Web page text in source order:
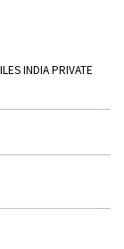
INDIA PRIVATE